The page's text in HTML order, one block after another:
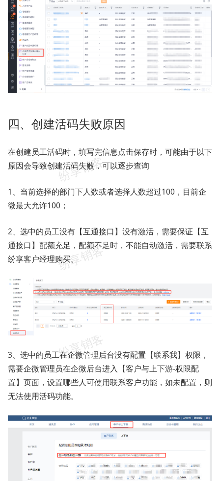
四、创建活码失败原因
在创建员工活码时，填写完信息点击保存时，可能由于以下
原因会导致创建活码失败，可以逐步查询
1、当前选择的部门下人数或者选择人数超过100，目前企
微最大允许100；
2、选中的员工没有【互通接口】没有激活，需要保证【互
通接口】配额充足，配额不足时，不能自动激活，需要联系
纷享客户经理购买。
3、选中的员工在企微管理后台没有配置【联系我】权限，
需要企微管理员在企微后台进入【客户与上下游-权限配
置】页面，设置哪些人可使用联系客户功能，如未配置，则
无法使用活码功能。